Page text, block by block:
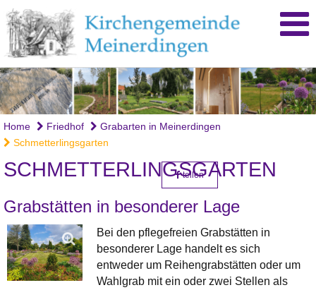
Home Friedhof
Grabarten in Meinerdingen
Schmetterlingsgarten
SCHMETTERLINGSGARTEN
teilen
Grabstätten in besonderer Lage
Bei den pflegefreien Grabstätten in
besonderer Lage handelt es sich
entweder um Reihengrabstätten oder um
Wahlgrab mit ein oder zwei Stellen als